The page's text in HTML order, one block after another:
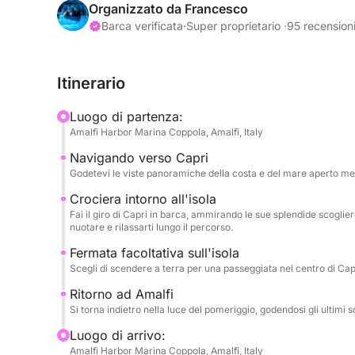
Capri si erge all'orizzonte, con le sue scogliere e
si svolge in modo naturale mentre il tuo skipper
l'elegante centro dell'isola: tutto a tua discrezione.
A bordo, tutto è progettato per il comfort e il
cuscini, una doccia con acqua dolce, la tua
fresche e un aperitivo leggero. Il vostro
l'esperienza in base alle vostre preferenze,
e indimenticabile.
Perfetto per coppie, amici o famiglie, questo
Capri, non dalle strade trafficate, ma dal
suo lato più bello.
Organizzato da Francesco
Barca verificata·Super proprietario ·95 recensioni
Itinerario
Luogo di partenza:
Amalfi Harbor Marina Coppola, Amalfi, Italy
Navigando verso Capri
Godetevi le viste panoramiche della costa e del mare aperto
Crociera intorno all'isola
Fai il giro di Capri in barca, ammirando le sue splendide
nuotare e rilassarti lungo il percorso.
Fermata facoltativa sull'isola
Scegli di scendere a terra per una passeggiata nel centro di
Ritorno ad Amalfi
Si torna indietro nella luce del pomeriggio, godendosi gli ultimi
Luogo di arrivo:
Amalfi Harbor Marina Coppola, Amalfi, Italy